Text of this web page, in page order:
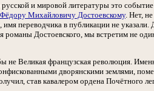
и мировой литературы это событие
Фёдору Михайловичу Достоевскому. Нет,
переводчика в публикации не указали.
романы Достоевского, мы встретим не
не Великая французская революция.
дворянскими землями,
став кавалером ордена Почётного